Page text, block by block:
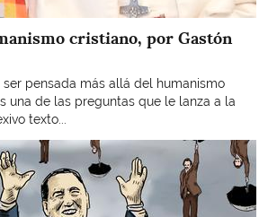
cristiano, por Gastón
pensada más allá del humanismo
una de las preguntas que le lanza a la
texto...